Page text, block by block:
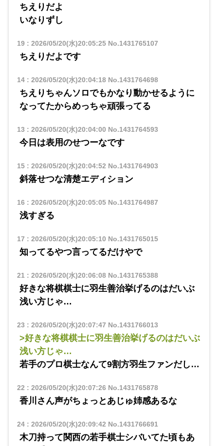
ちえりだよ
いなりずし
19: 2026/05/20(水)20:05:25No.1431765107
ちえりだよです
14: 2026/05/20(水)20:04:18No.1431764698
ちえりちゃんソロでもかなり動かせるように
なってたからめっちゃ頑張ってる
13 : 2026/05/20(水)20:04:00 No.1431764593
今日は表用のせつーなです
15: 2026/05/20(水)20:04:52 No.1431764903
斜落せつな清楚エディション
16 : 2026/05/20(水)20:05:05No.1431764987
浅すぎる
17 : 2026/05/20(水)20:05:10 No.1431765015
知ってるやつ言ってるだけやで
21: 2026/05/20(水)20:06:08No.1431765388
好きな将棋棋士に羽生善治挙げるのはだいぶ
浅い方じゃ…
23 : 2026/05/20(水)20:07:47 No.1431766013
>好きな将棋棋士に羽生善治挙げるのはだいぶ
浅い方じゃ…
若手のプロ棋士なんて9割方羽生ファンだし…
22 : 2026/05/20(水)20:07:26 No.1431765878
香川さん声がちょっとあじゅ姉感あるな
24: 2026/05/20(水)20:09:42 No.1431766691
木刀持って関西の若手棋士シバいてた頃もあ